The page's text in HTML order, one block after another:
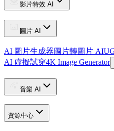
影片特效 AI
圖片 AI
AI 圖片生成器圖片轉圖片 AI
AI 虛擬試穿4K Image Generator
音樂 AI
資源中心